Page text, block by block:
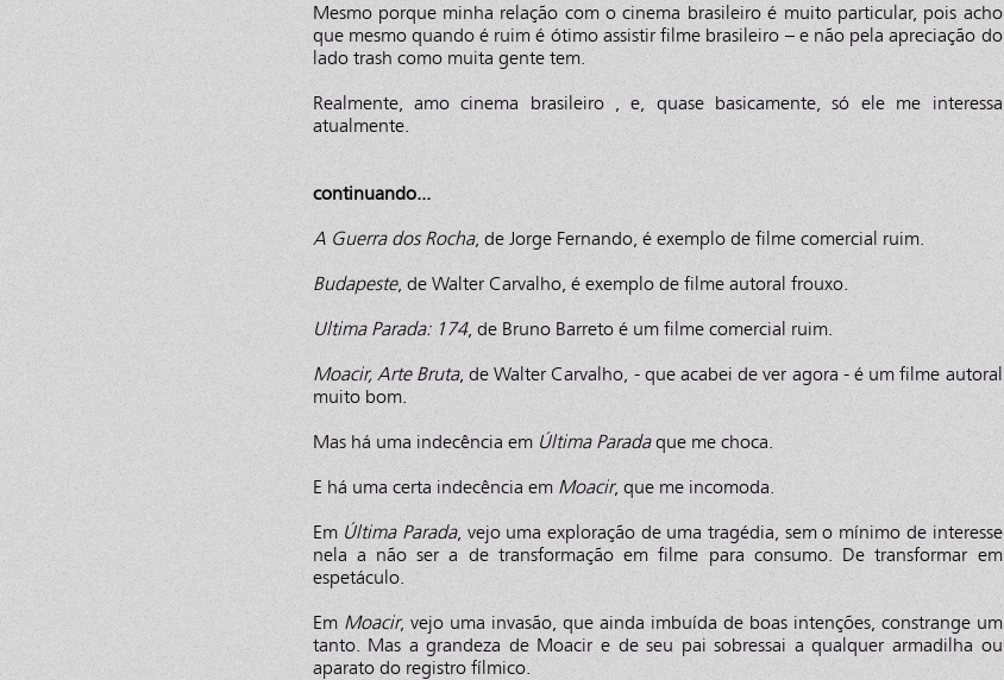
Mesmo porque minha relação com o cinema brasileiro é muito particular, pois acho
que mesmo quando é ruim é ótimo assistir filme brasileiro – e não pela apreciação do
lado trash como muita gente tem.
Realmente, amo cinema brasileiro , e, quase basicamente, só ele me interessa
atualmente.
continuando...
A Guerra dos Rocha, de Jorge Fernando, é exemplo de filme comercial ruim.
Budapeste, de Walter Carvalho, é exemplo de filme autoral frouxo.
Ultima Parada: 174, de Bruno Barreto é um filme comercial ruim.
Moacir, Arte Bruta, de Walter Carvalho, - que acabei de ver agora - é um filme autoral
muito bom.
Mas há uma indecência em Última Paradaque me choca.
E há uma certa indecência em Moacir, que me incomoda.
Em Última Parada, vejo uma exploração de uma tragédia, sem o mínimo de interesse
nela a não ser a de transformação em filme para consumo. De transformar em
espetáculo.
Em Moacir, vejo uma invasão, que ainda imbuída de boas intenções, constrange um
tanto. Mas a grandeza de Moacir e de seu pai sobressai a qualquer armadilha ou
aparato do registro fílmico.